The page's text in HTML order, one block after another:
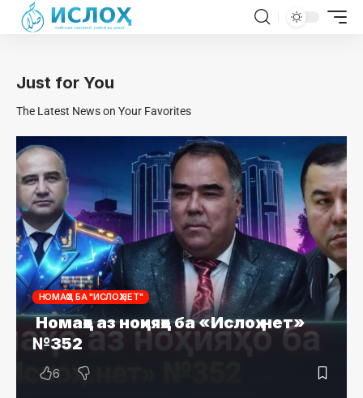
Just for You
The Latest News on Your Favorites
НОМАҲО БА "ИСЛОҲ.НЕТ"
Номаҳо аз ноҳияҳо ба «Ислоҳ.нет»
№352
6